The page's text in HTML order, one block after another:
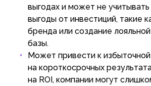
выгодах и может не
выгоды от инвестиций, такие
бренда или создание
базы.
Может привести к
на короткосрочных
на ROI, компании могут